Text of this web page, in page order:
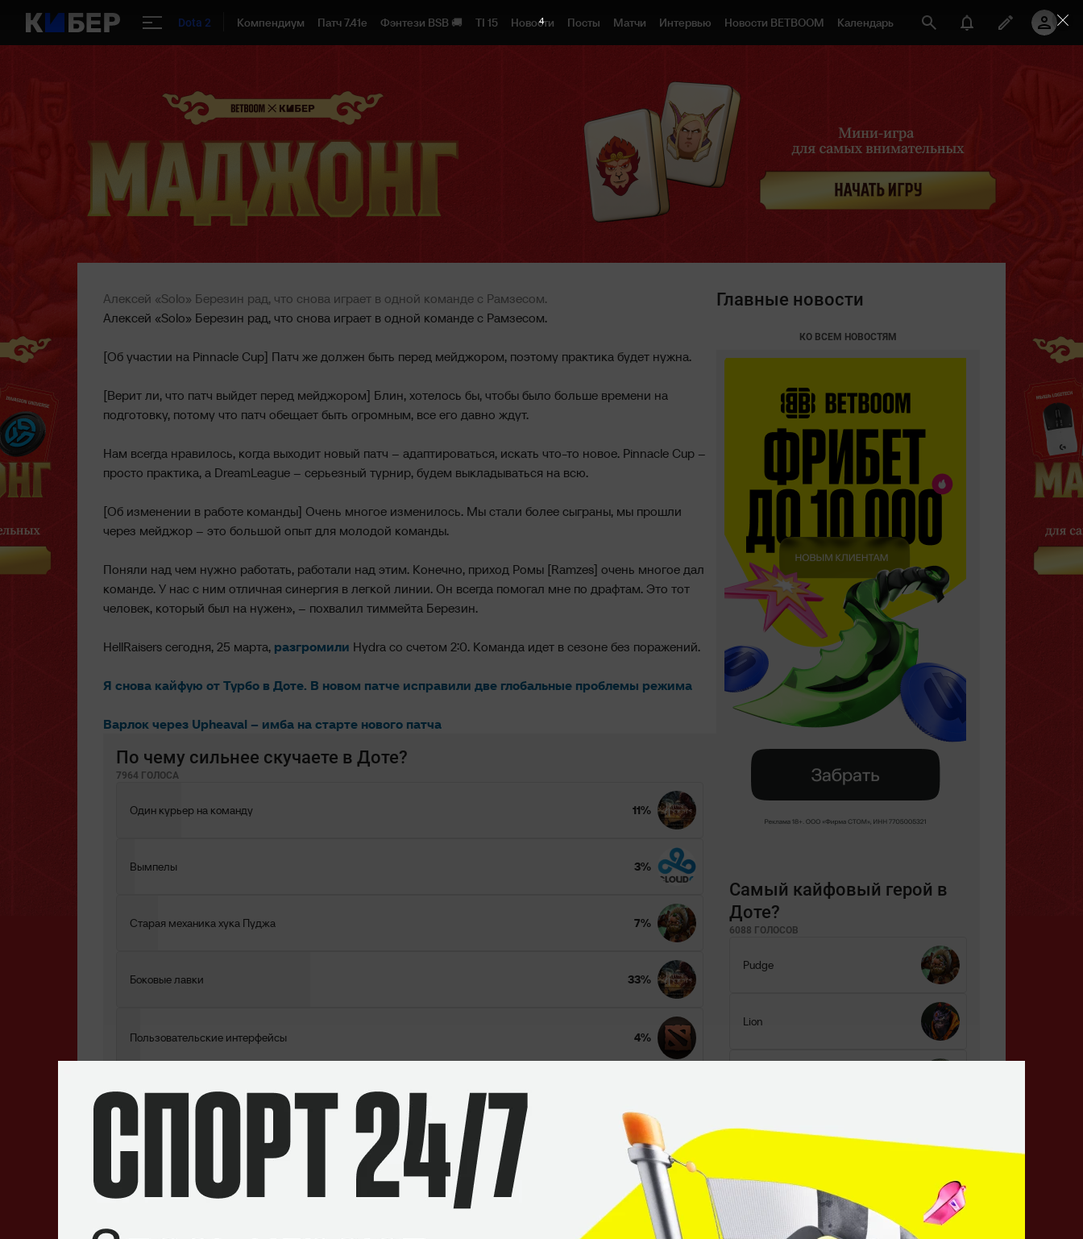
Dota 2 Компендиум Патч 7.41e Фэнтези BSB 🚚 TI 15 Новости Посты Матчи Интервью Новости BETBOOM Календарь
Алексей «Solo» Березин рад, что снова играет в одной команде с Рамзесом.
Алексей «Solo» Березин рад, что снова играет в одной команде с Рамзесом.
[Об участии на Pinnacle Cup] Патч же должен быть перед мейджором, поэтому практика будет нужна.
[Верит ли, что патч выйдет перед мейджором] Блин, хотелось бы, чтобы было больше времени на
подготовку, потому что патч обещает быть огромным, все его давно ждут.
Нам всегда нравилось, когда выходит новый патч – адаптироваться, искать что-то новое. Pinnacle Cup –
просто практика, а DreamLeague – серьезный турнир, будем выкладываться на всю.
[Об изменении в работе команды] Очень многое изменилось. Мы стали более сыграны, мы прошли
через мейджор – это большой опыт для молодой команды.
Поняли над чем нужно работать, работали над этим. Конечно, приход Ромы [Ramzes] очень многое дал
команде. У нас с ним отличная синергия в легкой линии. Он всегда помогал мне по драфтам. Это тот
человек, который был на нужен», – похвалил тиммейта Березин.
HellRaisers сегодня, 25 марта, разгромили Hydra со счетом 2:0. Команда идет в сезоне без поражений.
Я снова кайфую от Турбо в Доте. В новом патче исправили две глобальные проблемы режима
Варлок через Upheaval – имба на старте нового патча
По чему сильнее скучаете в Доте?
7964 ГОЛОСА
Один курьер на команду 11%
Вымпелы 3%
Старая механика хука Пуджа 7%
Боковые лавки 33%
Пользовательские интерфейсы 4%
Большое количество LAN-турниров
15%
8%
Главные новости
КО ВСЕМ НОВОСТЯМ
Самый кайфовый герой в
Доте?
6088 ГОЛОСОВ
Pudge
Lion
Juggernaut
Spirit Breaker
3